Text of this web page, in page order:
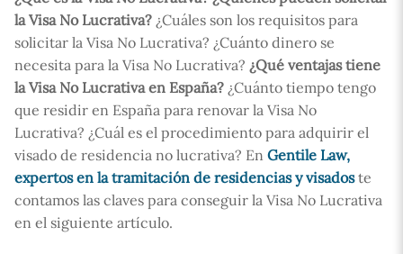
la Visa No Lucrativa? ¿Cuáles son los requisitos para
solicitar la Visa No Lucrativa? ¿Cuánto dinero se
necesita para la Visa No Lucrativa? ¿Qué ventajas tiene
la Visa No Lucrativa en España? ¿Cuánto tiempo tengo
que residir en España para renovar la Visa No
Lucrativa? ¿Cuál es el procedimiento para adquirir el
visado de residencia no lucrativa? En Gentile Law,
expertos en la tramitación de residencias y visadoste
contamos las claves para conseguir la Visa No Lucrativa
en el siguiente artículo.